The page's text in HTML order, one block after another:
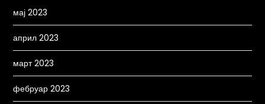
мај 2023
април 2023
март 2023
фебруар 2023